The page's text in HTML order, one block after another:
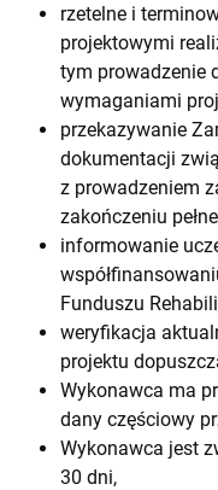
rzetelne i
projektowymi
tym prowadzenie
wymaganiami
przekazywanie
dokumentacji
z prowadzeniem
zakończeniu
informowanie
Funduszu
weryfikacja
projektu
Wykonawca ma
dany częściowy
Wykonawca jest
30 dni,